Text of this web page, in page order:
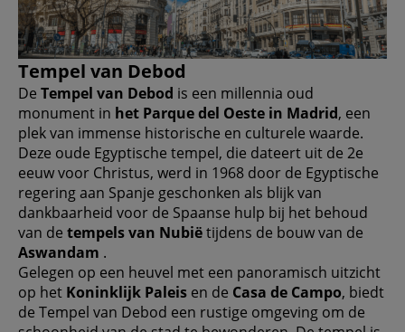
Tempel van Debod
De Tempel van Debod is een millennia oud
monument in het Parque del Oeste in Madrid, een
plek van immense historische en culturele waarde.
Deze oude Egyptische tempel, die dateert uit de 2e
eeuw voor Christus, werd in 1968 door de Egyptische
regering aan Spanje geschonken als blijk van
dankbaarheid voor de Spaanse hulp bij het behoud
van de tempels van Nubiëtijdens de bouw van de
Aswandam .
Gelegen op een heuvel met een panoramisch uitzicht
op het Koninklijk Paleis en de Casa de Campo, biedt
de Tempel van Debod een rustige omgeving om de